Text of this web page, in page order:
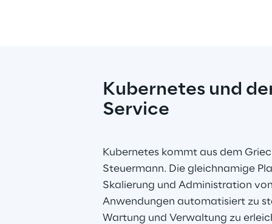
Kubernetes und
Service
Kubernetes kommt aus dem
Steuermann. Die gleichnamige
Skalierung und Administration
Anwendungen automatisiert zu
Wartung und Verwaltung zu